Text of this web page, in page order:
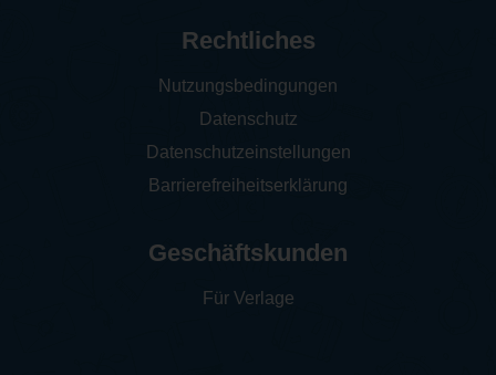
Rechtliches
Nutzungsbedingungen
Datenschutz
Datenschutzeinstellungen
Barrierefreiheitserklärung
Geschäftskunden
Für Verlage